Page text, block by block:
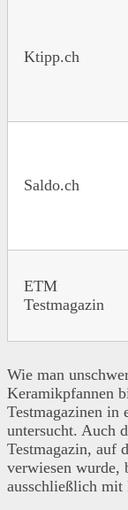
Ktipp.ch
Saldo.ch
ETM
Testmagazin
Wie man
Keramikpfannen
Testmagazinen in
untersucht. Auch
Testmagazin, auf
verwiesen wurde,
ausschließlich mit